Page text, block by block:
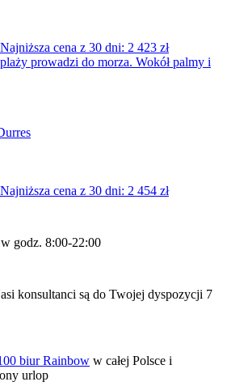
Najniższa cena z 30 dni: 2 423 zł
Najniższa cena z 30 dni: 2 454 zł
w godz. 8:00-22:00
konsultanci są do Twojej dyspozycji 7
biur Rainbow w całej Polsce i
urlop